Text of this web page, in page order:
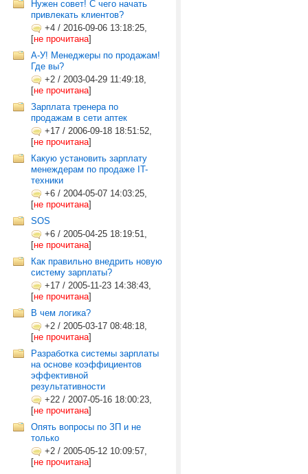
Нужен совет! С чего начать
привлекать клиентов?
+4 / 2016-09-06 13:18:25,
[не прочитана]
А-У! Менеджеры по продажам!
Где вы?
+2 / 2003-04-29 11:49:18,
[не прочитана]
Зарплата тренера по
продажам в сети аптек
+17 / 2006-09-18 18:51:52,
[не прочитана]
Какую установить зарплату
менеждерам по продаже IT-
техники
+6 / 2004-05-07 14:03:25,
[не прочитана]
SOS
+6 / 2005-04-25 18:19:51,
[не прочитана]
Как правильно внедрить новую
систему зарплаты?
+17 / 2005-11-23 14:38:43,
[не прочитана]
В чем логика?
+2 / 2005-03-17 08:48:18,
[не прочитана]
Разработка системы зарплаты
на основе коэффициентов
эффективной
результативности
+22 / 2007-05-16 18:00:23,
[не прочитана]
Опять вопросы по ЗП и не
только
+2 / 2005-05-12 10:09:57,
[не прочитана]